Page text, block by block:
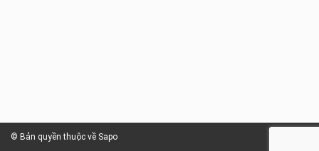
© Bản quyền thuộc về Sapo